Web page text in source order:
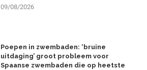
09/08/2026
Poepen in zwembaden: ‘bruine
uitdaging’ groot probleem voor
Spaanse zwembaden die op heetste